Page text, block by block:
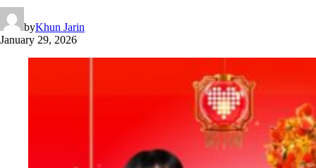
byKhun Jarin
January 29, 2026